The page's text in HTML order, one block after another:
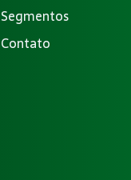
Segmentos
Contato